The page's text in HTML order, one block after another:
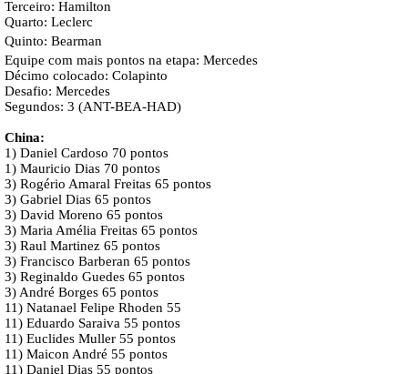
Terceiro: Hamilton
Quarto: Leclerc
Quinto: Bearman
Equipe com mais pontos na etapa: Mercedes
Décimo colocado: Colapinto
Desafio: Mercedes
Segundos: 3 (ANT-BEA-HAD)
China:
1) Daniel Cardoso 70 pontos
1) Mauricio Dias 70 pontos
3) Rogério Amaral Freitas 65 pontos
3) Gabriel Dias 65 pontos
3) David Moreno 65 pontos
3) Maria Amélia Freitas 65 pontos
3) Raul Martinez 65 pontos
3) Francisco Barberan 65 pontos
3) Reginaldo Guedes 65 pontos
3) André Borges 65 pontos
11) Natanael Felipe Rhoden 55
11) Eduardo Saraiva 55 pontos
11) Euclides Muller 55 pontos
11) Maicon André 55 pontos
11) Daniel Dias 55 pontos